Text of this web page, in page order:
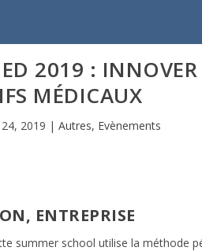
2019 : INNOVER
MÉDICAUX
2019 | Autres, Evènements
ENTREPRISE
summer school utilise la méthode